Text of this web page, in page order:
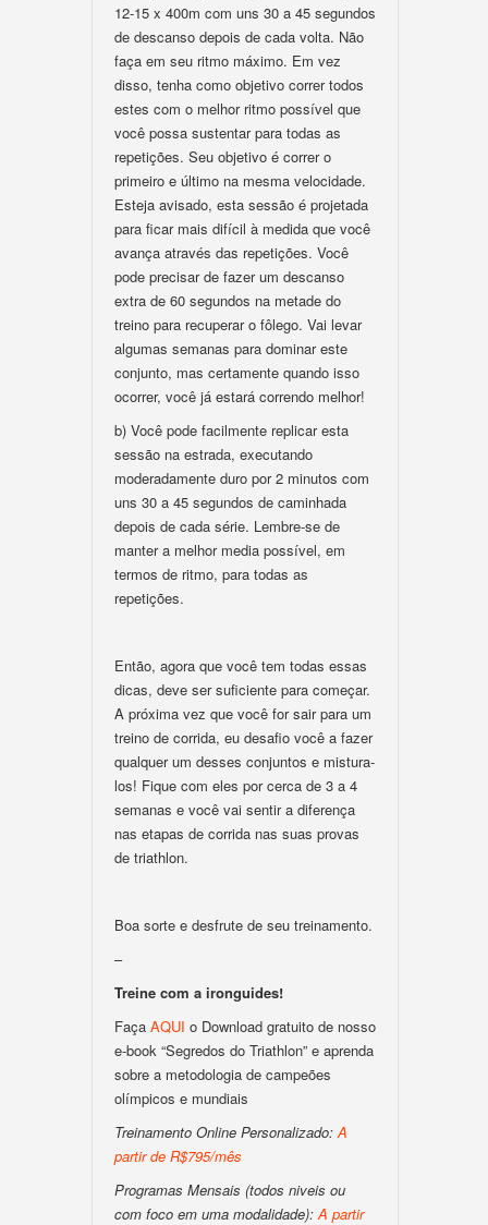
12-15 x 400m com uns 30 a 45 segundos
de descanso depois de cada volta. Não
faça em seu ritmo máximo. Em vez
disso, tenha como objetivo correr todos
estes com o melhor ritmo possível que
você possa sustentar para todas as
repetições. Seu objetivo é correr o
primeiro e último na mesma velocidade.
Esteja avisado, esta sessão é projetada
para ficar mais difícil à medida que você
avança através das repetições. Você
pode precisar de fazer um descanso
extra de 60 segundos na metade do
treino para recuperar o fôlego. Vai levar
algumas semanas para dominar este
conjunto, mas certamente quando isso
ocorrer, você já estará correndo melhor!
b) Você pode facilmente replicar esta
sessão na estrada, executando
moderadamente duro por 2 minutos com
uns 30 a 45 segundos de caminhada
depois de cada série. Lembre-se de
manter a melhor media possível, em
termos de ritmo, para todas as
repetições.
Então, agora que você tem todas essas
dicas, deve ser suficiente para começar.
A próxima vez que você for sair para um
treino de corrida, eu desafio você a fazer
qualquer um desses conjuntos e mistura-
los! Fique com eles por cerca de 3 a 4
semanas e você vai sentir a diferença
nas etapas de corrida nas suas provas
de triathlon.
Boa sorte e desfrute de seu treinamento.
–
Treine com a ironguides!
Faça AQUI o Download gratuito de nosso
e-book “Segredos do Triathlon” e aprenda
sobre a metodologia de campeões
olímpicos e mundiais
Treinamento Online Personalizado:A
partir de R$795/mês
Programas Mensais (todos niveis ou
com foco em uma modalidade):A partir